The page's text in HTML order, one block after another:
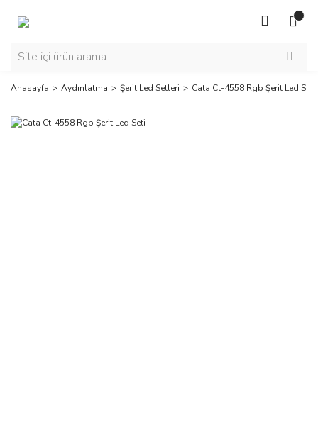
Anasayfa Aydınlatma Şerit Led Setleri Cata Ct-4558 Rgb Şerit Led Seti